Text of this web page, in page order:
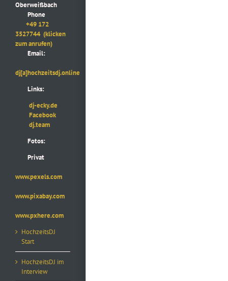
Oberweißbach
Phone
+49 172
3527744 (klicken
zum anrufen)
Email:
dj[a]hochzeitsdj.online
Links:
dj-ecky.de
Facebook
dj.team
Fotos:
Privat
www.pexels.com
www.pixabay.com
www.pxhere.com
HochzeitsDJ
Start
HochzeitsDJ im
Interview